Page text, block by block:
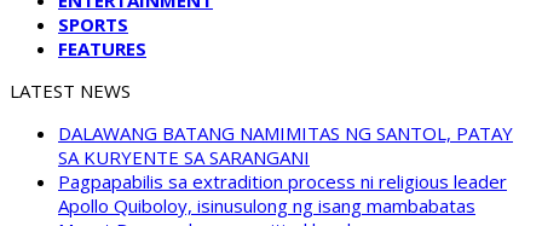
SPORTS
FEATURES
LATEST NEWS
DALAWANG BATANG NAMIMITAS NG SANTOL, PATAY
SA KURYENTE SA SARANGANI
Pagpapabilis sa extradition process ni religious leader
Apollo Quiboloy, isinusulong ng isang mambabatas